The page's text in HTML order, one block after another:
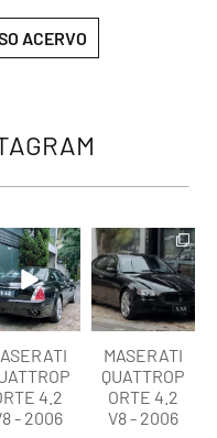
ACERVO
lart.br
Ago 6
4.2
- 2006
lart.br
Ago 6
MASERATI
QUATTROP
ORTE 4.2
V8 - 2006